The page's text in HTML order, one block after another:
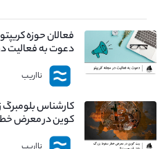
فعالان حوزه
دعوت به فعالیت
نااریب
کارشناس بلومبرگ
کوین در معرض
چیست؟